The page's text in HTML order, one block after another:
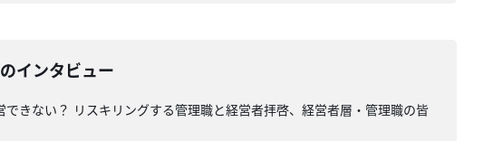
インタビュー
きない？ リスキリングする管理職と経営者拝啓、経営者層・管理職の皆